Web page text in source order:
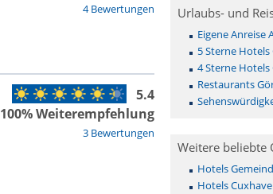
4 Bewertungen
3 Bewertungen
5.4
100% Weiterempfehlung
Urlaubs- und
Eigene Anreise
5 Sterne Hotels
4 Sterne Hotels
Restaurants
Weitere beliebte
Hotels
Hotels